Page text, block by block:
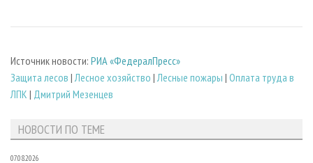
Источник новости: РИА «ФедералПресс»
Защита лесов |Лесное хозяйство |Лесные пожары | Оплата труда в
ЛПК | Дмитрий Мезенцев
НОВОСТИ ПО ТЕМЕ
07.08.2026